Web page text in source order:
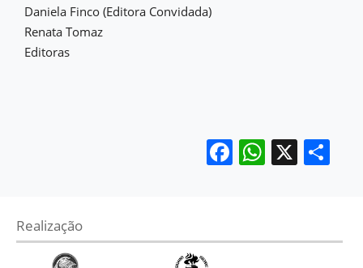
Daniela Finco (Editora Convidada)
Renata Tomaz
Editoras
Facebook
X
Realização